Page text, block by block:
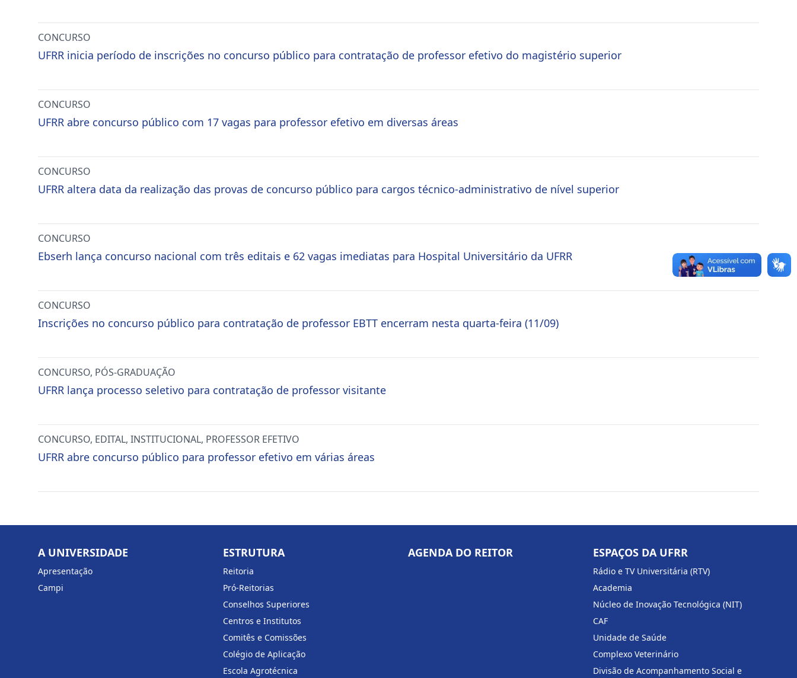
CONCURSO
UFRR inicia período de inscrições no concurso público para contratação de professor efetivo do magistério superior
CONCURSO
UFRR abre concurso público com 17 vagas para professor efetivo em diversas áreas
CONCURSO
UFRR altera data da realização das provas de concurso público para cargos técnico-administrativo de nível superior
CONCURSO
Ebserh lança concurso nacional com três editais e 62 vagas imediatas para Hospital Universitário da UFRR
CONCURSO
Inscrições no concurso público para contratação de professor EBTT encerram nesta quarta-feira (11/09)
CONCURSO, PÓS-GRADUAÇÃO
UFRR lança processo seletivo para contratação de professor visitante
CONCURSO, EDITAL, INSTITUCIONAL, PROFESSOR EFETIVO
UFRR abre concurso público para professor efetivo em várias áreas
A UNIVERSIDADE
Apresentação
Campi
ESTRUTURA
Reitoria
Pró-Reitorias
Conselhos Superiores
Centros e Institutos
Comitês e Comissões
Colégio de Aplicação
Escola Agrotécnica
AGENDA DO REITOR ESPAÇOS DA UFRR
Rádio e TV Universitária (RTV)
Academia
Núcleo de Inovação Tecnológica (NIT)
CAF
Unidade de Saúde
Complexo Veterinário
Divisão de Acompanhamento Social e